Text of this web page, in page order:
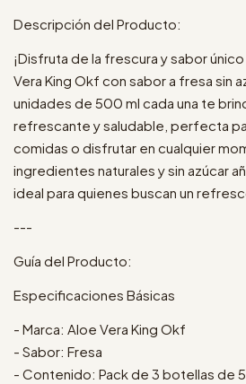
Descripción del Producto:
¡Disfruta de la frescura y sabor
Vera King Okf con sabor a fresa sin
unidades de 500 ml cada una te
refrescante y saludable, perfecta
comidas o disfrutar en cualquier
ingredientes naturales y sin azúcar
ideal para quienes buscan un
---
Guía del Producto:
Especificaciones Básicas
- Marca: Aloe Vera King Okf
- Sabor: Fresa
- Contenido: Pack de 3 botellas de